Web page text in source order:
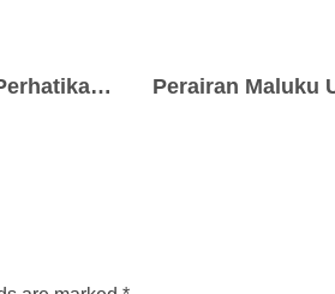
Pembatasan Tangkapan Tuna Perlu Perhatikan Kerentanan Nelayan Kecil